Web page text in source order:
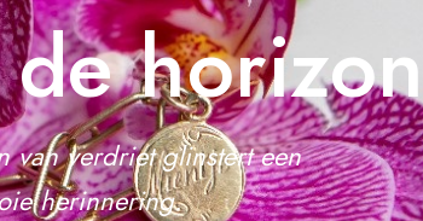
horizon
van verdriet glinstert een
herinnering.